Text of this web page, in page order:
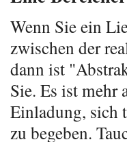
Wenn Sie ein
zwischen der
dann ist
Sie. Es ist mehr
Einladung, sich
zu begeben.